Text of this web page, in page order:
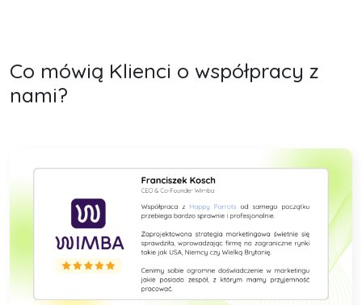
Co mówią Klienci o współpracy z
nami?